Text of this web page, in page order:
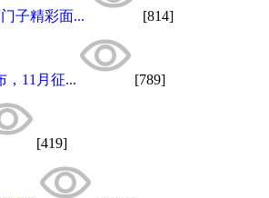
子精彩面... [814]
，11月征... [789]
[419]